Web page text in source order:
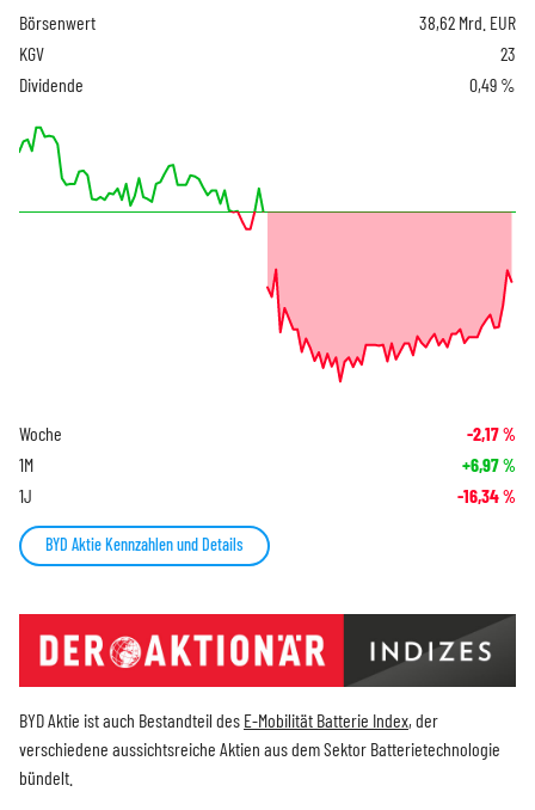
Börsenwert
38,62 Mrd. EUR
KGV
23
Dividende
0,49 %
Woche -2,17%
1M +6,97%
1J -16,34%
BYD Aktie Kennzahlen und Details
BYD Aktie ist auch Bestandteil des E-Mobilität Batterie Index, der
verschiedene aussichtsreiche Aktien aus dem Sektor Batterietechnologie
bündelt.